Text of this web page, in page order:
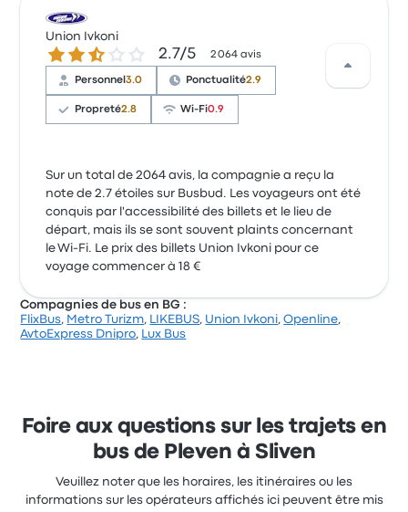
Union Ivkoni
2.7 sur 5 étoiles 2.7/5 2 064 avis
Personnel3.0 Ponctualité2.9
Propreté2.8 Wi-Fi0.9
Sur un total de 2064 avis, la compagnie a reçu la
note de 2.7 étoiles sur Busbud. Les voyageurs ont été
conquis par l'accessibilité des billets et le lieu de
départ, mais ils se sont souvent plaints concernant
le Wi-Fi. Le prix des billets Union Ivkoni pour ce
voyage commencer à 18 €
Compagnies de bus en BG :
FlixBus, Metro Turizm, LIKEBUS, Union Ivkoni,Openline,
AvtoExpress Dnipro, Lux Bus
Foire aux questions sur les trajets en
bus de Pleven à Sliven
Veuillez noter que les horaires, les itinéraires ou les
informations sur les opérateurs affichés ici peuvent être mis